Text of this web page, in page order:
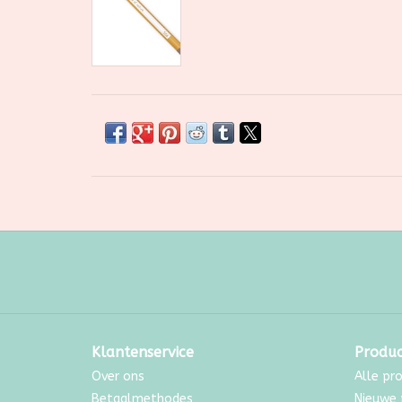
Klantenservice
Over ons
Betaalmethodes
Alle